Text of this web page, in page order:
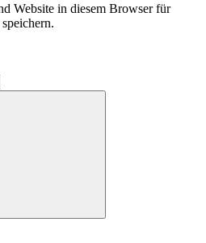
Website in diesem Browser für